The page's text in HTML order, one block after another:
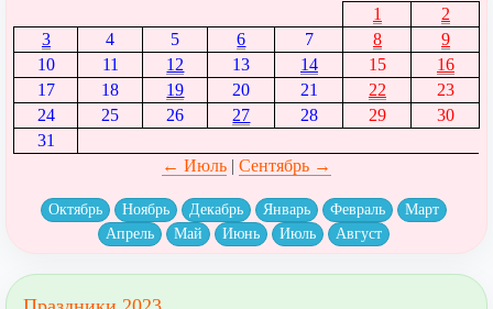
1
2
3
4 5 6 7 8
9
10
11 12 13 14 15
16
17
18 19 20 21 22
23
24
25 26 27 28 29
30
31
← Июль| Сентябрь →
Октябрь Ноябрь Декабрь Январь Февраль
Март
Апрель
Май Июнь Июль Август